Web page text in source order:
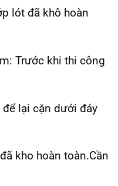
lót đã khô hoàn
Trước khi thi công
lại cặn dưới đáy
kho hoàn toàn.Cần